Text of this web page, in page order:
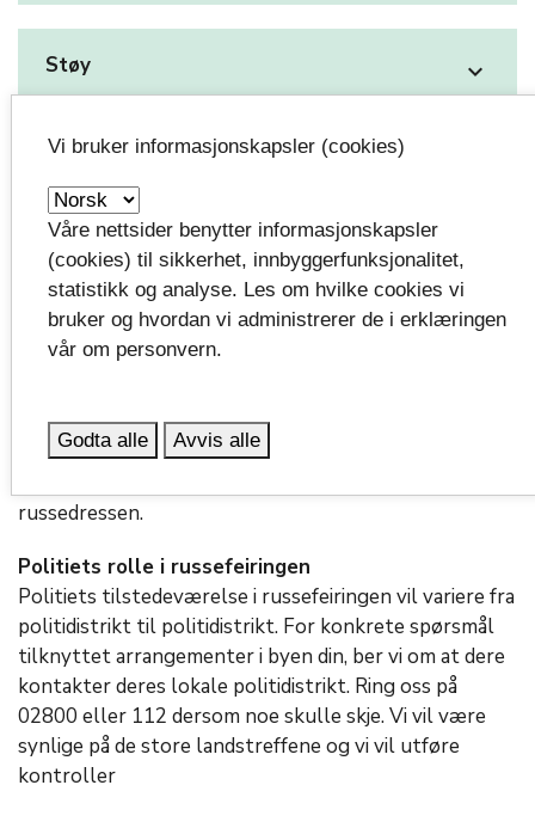
Støy expand_more
Overstadig beruselse og bruk av rusmidler
Voldtekt, slåsskamper og andre hendelserexpand_more
Vi vil også at dere skal minne barna deres om at det er
de samme lover og regler som gjelder for russen som
russ eller har på seg russedress. Tvert imot, så er man
faktisk enda mer synlig for politiet og vil bli utsatt for
russedressen.
Politiets rolle i russefeiringen
Politiets tilstedeværelse i russefeiringen vil variere fra
politidistrikt til politidistrikt. For konkrete spørsmål
tilknyttet arrangementer i byen din, ber vi om at dere
kontakter deres lokale politidistrikt. Ring oss på
02800 eller 112 dersom noe skulle skje. Vi vil være
synlige på de store landstreffene og vi vil utføre
kontroller
Vi bruker informasjonskapsler (cookies)
Våre nettsider benytter informasjonskapsler
(cookies) til sikkerhet, innbyggerfunksjonalitet,
statistikk og analyse. Les om hvilke cookies vi
bruker og hvordan vi administrerer de i erklæringen
vår om personvern.
Godta alle Avvis alle